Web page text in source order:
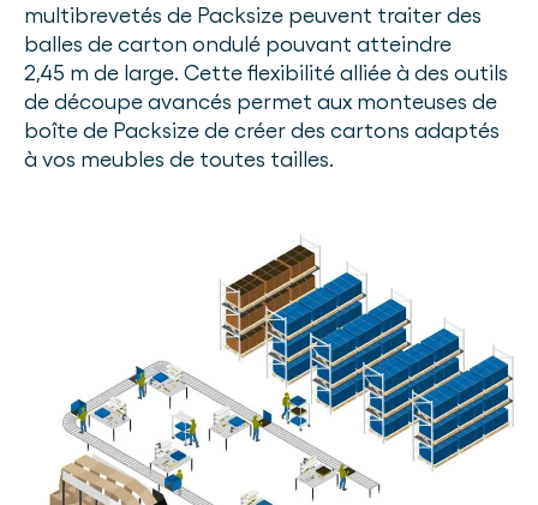
multibrevetés de Packsize peuvent traiter des
balles de carton ondulé pouvant atteindre
2,45 m de large. Cette flexibilité alliée à des outils
de découpe avancés permet aux monteuses de
boîte de Packsize de créer des cartons adaptés
à vos meubles de toutes tailles.